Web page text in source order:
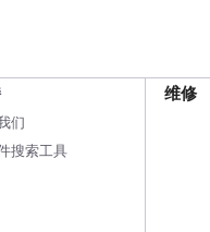
们
搜索工具
维修